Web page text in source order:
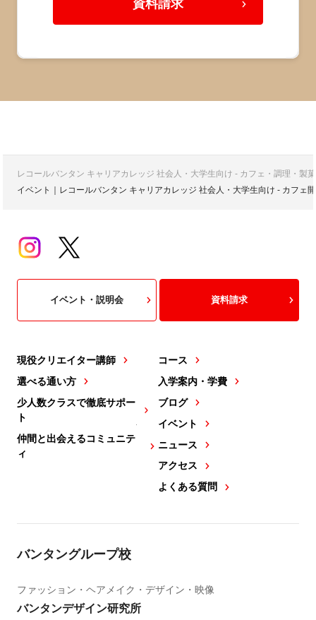
資料請求
レコールバンタン キャリアカレッジ 社会人・大学生向け - カフェ・調理・製
イベント｜レコールバンタン キャリアカレッジ 社会人・大学生向け - カフェ
現役クリエイター講師
選べる通い方
少人数クラスで徹底サポー
ト
仲間と出会えるコミュニテ
ィ
コース
入学案内・学費
ブログ
イベント
ニュース
アクセス
よくある質問
イベント・説明会 資料請求
バンタングループ校
ファッション・ヘアメイク・デザイン・映像
バンタンデザイン研究所